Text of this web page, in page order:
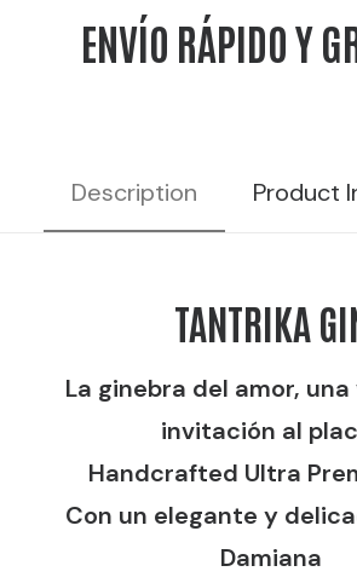
ENVÍO RÁPIDO Y
Description Product
TANTRIKA
La ginebra del amor,
invitación al
Handcrafted Ultra
Con un elegante y
Damiana